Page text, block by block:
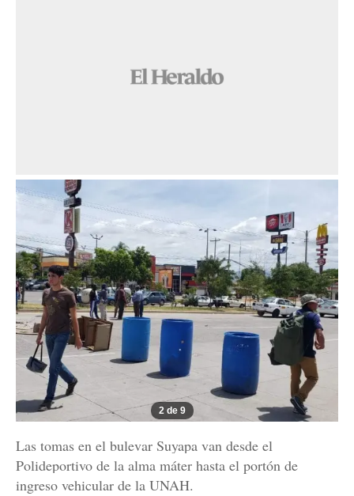
2 de 9
Las tomas en el bulevar Suyapa van desde el
Polideportivo de la alma máter hasta el portón de
ingreso vehicular de la UNAH.